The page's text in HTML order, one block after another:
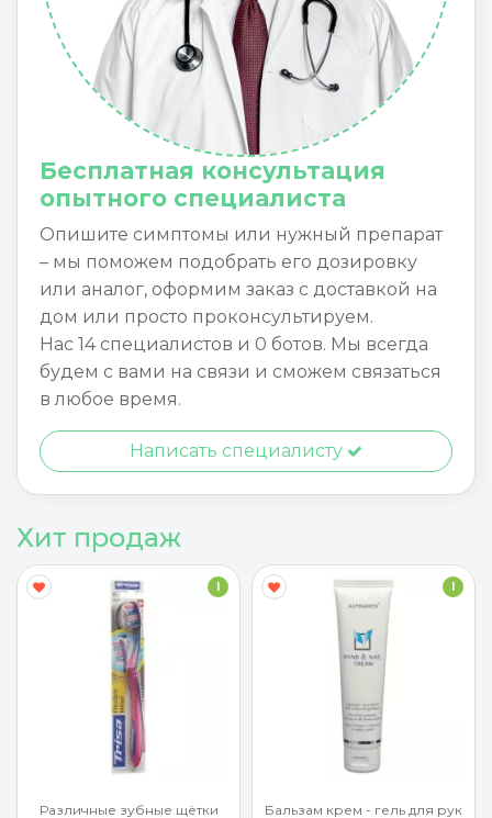
Бесплатная консультация
опытного специалиста
Опишите симптомы или нужный препарат
– мы поможем подобрать его дозировку
или аналог, оформим заказ с доставкой на
дом или просто проконсультируем.
Нас 14 специалистов и 0 ботов. Мы всегда
будем с вами на связи и сможем связаться
в любое время.
Написать специалисту
Хит продаж
Различные зубные щётки Бальзам крем - гель для рук